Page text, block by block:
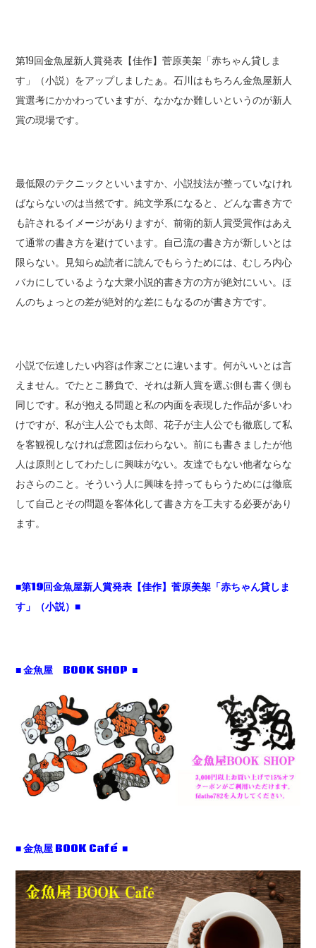
第19回金魚屋新人賞発表【佳作】菅原美架「赤ちゃん貸しま
す」（小説）をアップしましたぁ。石川はもちろん金魚屋新人
賞選考にかかわっていますが、なかなか難しいというのが新人
賞の現場です。
最低限のテクニックといいますか、小説技法が整っていなけれ
ばならないのは当然です。純文学系になると、どんな書き方で
も許されるイメージがありますが、前衛的新人賞受賞作はあえ
て通常の書き方を避けています。自己流の書き方が新しいとは
限らない。見知らぬ読者に読んでもらうためには、むしろ内心
バカにしているような大衆小説的書き方の方が絶対にいい。ほ
んのちょっとの差が絶対的な差にもなるのが書き方です。
小説で伝達したい内容は作家ごとに違います。何がいいとは言
えません。でたとこ勝負で、それは新人賞を選ぶ側も書く側も
同じです。私が抱える問題と私の内面を表現した作品が多いわ
けですが、私が主人公でも太郎、花子が主人公でも徹底して私
を客観視しなければ意図は伝わらない。前にも書きましたが他
人は原則としてわたしに興味がない。友達でもない他者ならな
おさらのこと。そういう人に興味を持ってもらうためには徹底
して自己とその問題を客体化して書き方を工夫する必要があり
ます。
■第19回金魚屋新人賞発表【佳作】菅原美架「赤ちゃん貸しま
す」（小説）■
■ 金魚屋 BOOK SHOP ■
■ 金魚屋 BOOK Café ■